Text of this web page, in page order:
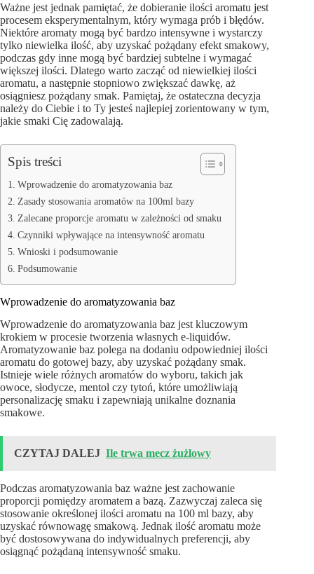
Ważne jest jednak pamiętać, że dobieranie ilości aromatu jest
procesem eksperymentalnym, który wymaga prób i błędów.
Niektóre aromaty mogą być bardzo intensywne i wystarczy
tylko niewielka ilość, aby uzyskać pożądany efekt smakowy,
podczas gdy inne mogą być bardziej subtelne i wymagać
większej ilości. Dlatego warto zacząć od niewielkiej ilości
aromatu, a następnie stopniowo zwiększać dawkę, aż
osiągniesz pożądany smak. Pamiętaj, że ostateczna decyzja
należy do Ciebie i to Ty jesteś najlepiej zorientowany w tym,
jakie smaki Cię zadowalają.
Spis treści
Wprowadzenie do aromatyzowania baz
Zasady stosowania aromatów na 100ml bazy
Zalecane proporcje aromatu w zależności od smaku
Czynniki wpływające na intensywność aromatu
Wnioski i podsumowanie
Podsumowanie
Wprowadzenie do aromatyzowania baz
Wprowadzenie do aromatyzowania baz jest kluczowym
krokiem w procesie tworzenia własnych e-liquidów.
Aromatyzowanie baz polega na dodaniu odpowiedniej ilości
aromatu do gotowej bazy, aby uzyskać pożądany smak.
Istnieje wiele różnych aromatów do wyboru, takich jak
owoce, słodycze, mentol czy tytoń, które umożliwiają
personalizację smaku i zapewniają unikalne doznania
smakowe.
CZYTAJ DALEJ Ile trwa mecz żużlowy
Podczas aromatyzowania baz ważne jest zachowanie
proporcji pomiędzy aromatem a bazą. Zazwyczaj zaleca się
stosowanie określonej ilości aromatu na 100 ml bazy, aby
uzyskać równowagę smakową. Jednak ilość aromatu może
być dostosowywana do indywidualnych preferencji, aby
osiągnąć pożądaną intensywność smaku.